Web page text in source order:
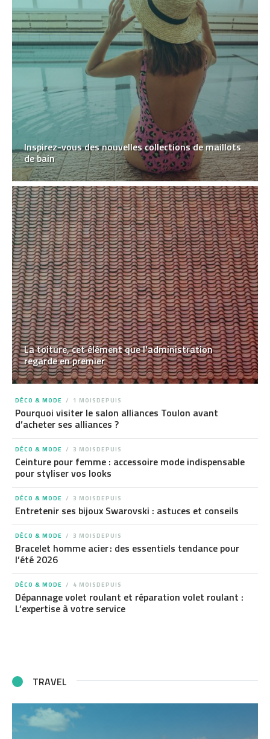
Inspirez-vous des nouvelles collections de maillots
de bain
La toiture, cet élément que l’administration
regarde en premier
DÉCO & MODE 1 MOISDEPUIS
Pourquoi visiter le salon alliances Toulon avant
d’acheter ses alliances ?
DÉCO & MODE 3 MOISDEPUIS
Ceinture pour femme : accessoire mode indispensable
pour styliser vos looks
DÉCO & MODE 3 MOISDEPUIS
Entretenir ses bijoux Swarovski : astuces et conseils
DÉCO & MODE 3 MOISDEPUIS
Bracelet homme acier : des essentiels tendance pour
l’été 2026
DÉCO & MODE 4 MOISDEPUIS
Dépannage volet roulant et réparation volet roulant :
L’expertise à votre service
TRAVEL